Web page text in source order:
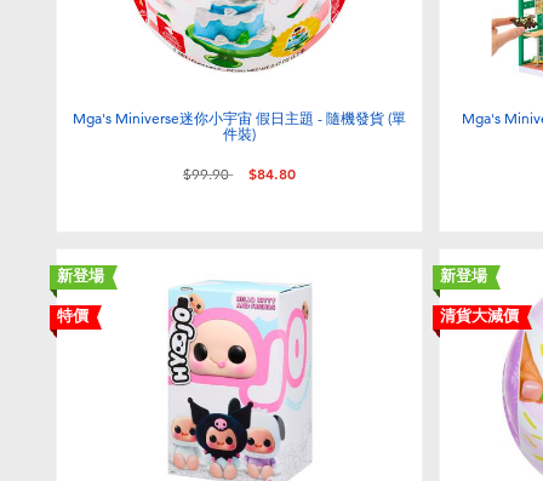
Mga's Miniverse迷你小宇宙 假日主題 - 隨機發貨 (單
件裝)
價格從
$99.90至 $84.80
Mga's
新登場
特價
新登場
清貨大減價